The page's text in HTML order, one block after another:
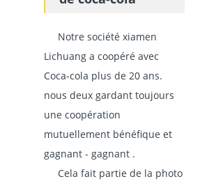
Notre société xiamen
Lichuang a coopéré avec
Coca-cola plus de 20 ans.
nous deux gardant toujours
une coopération
mutuellement bénéfique et
gagnant - gagnant .
Cela fait partie de la photo